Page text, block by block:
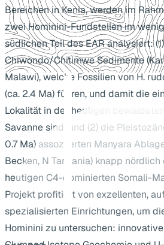
Bereichen in Kenia, werden im
zwei Hominini-Fundstellen im
südlichen Teil des EAR analysiert:
Chiwondo/Chitimwe Sedimente
Malawi), welche Fossilien von H.
(ca. 2.4 Ma) führen, und damit die
Lokalität in der heutigen
Savanne sind, und (2) die
0.7 Ma) assoziierten Manyara
Becken, N Tansania) knapp
heutigen C4-dominierten Somali-
Projekt profitiert von exzellenten,
spezialisierten Einrichtungen, um
Hominini zu untersuchen: